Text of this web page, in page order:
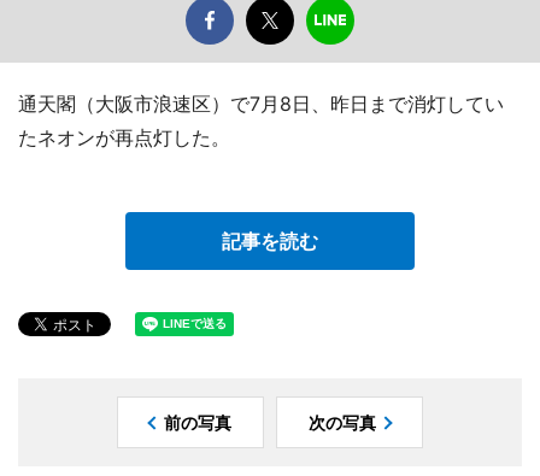
通天閣（大阪市浪速区）で7月8日、昨日まで消灯してい
たネオンが再点灯した。
記事を読む
前の写真 次の写真